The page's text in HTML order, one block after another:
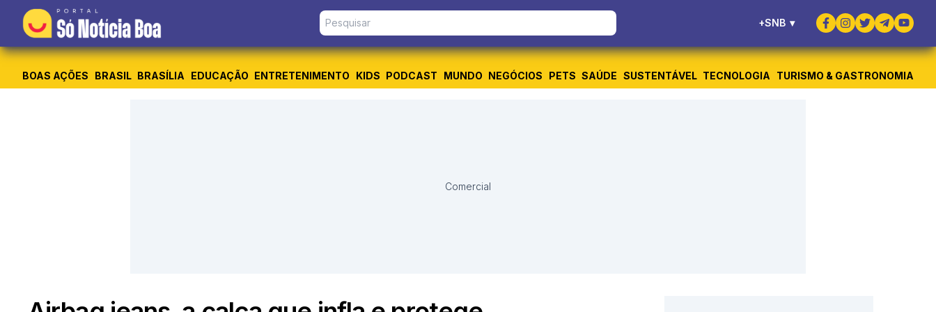
+SNB ▾
BOAS AÇÕES BRASIL BRASÍLIA EDUCAÇÃO ENTRETENIMENTO KIDS PODCAST MUNDO NEGÓCIOS PETS SAÚDE SUSTENTÁVEL TECNOLOGIA TURISMO & GASTRONOMIA
Comercial